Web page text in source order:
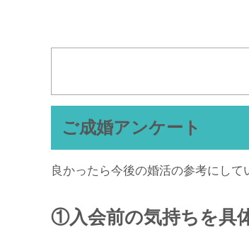
ご成婚アンケート
良かったら今後の婚活の参考にして
①入会前の気持ちを具